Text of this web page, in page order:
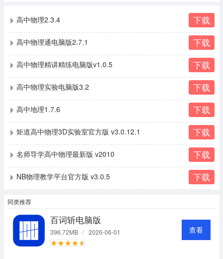
高中物理2.3.4 下载
高中物理通电脑版2.7.1 下载
高中物理精讲精练电脑版v1.0.5 下载
高中物理实验电脑版3.2 下载
高中地理1.7.6 下载
矩道高中物理3D实验室官方版 v3.0.12.1 下载
名师导学高中物理最新版 v2010 下载
NB物理教学平台官方版 v3.0.5 下载
同类推荐
百词斩电脑版
396.72MB / 2026-06-01 查看